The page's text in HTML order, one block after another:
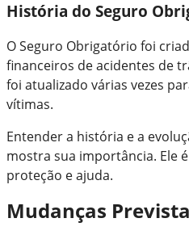
História do Seguro
O Seguro Obrigatório foi
financeiros de acidentes de
foi atualizado várias vezes
vítimas.
Entender a história e a
mostra sua importância. Ele
proteção e ajuda.
Mudanças